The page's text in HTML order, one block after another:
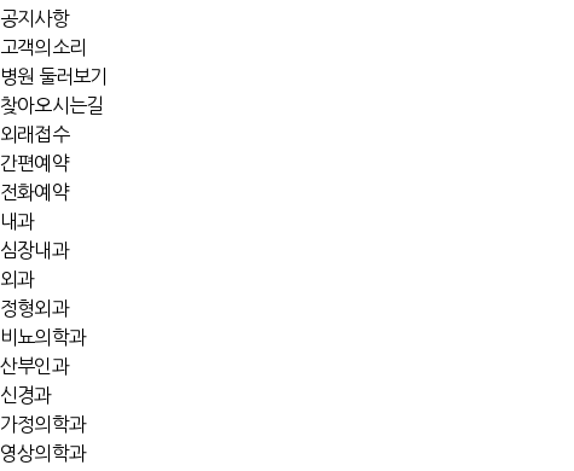
공지사항
고객의소리
병원 둘러보기
찾아오시는길
외래접수
간편예약
전화예약
내과
심장내과
외과
정형외과
비뇨의학과
산부인과
신경과
가정의학과
영상의학과